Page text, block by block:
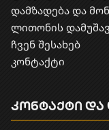
დამზადება და
​ლითონის
ჩვენ შესახებ
კონტაქტი
კონტაქტი